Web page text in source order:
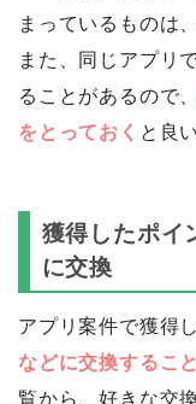
まっているものは
また、同じアプリ
ることがあるので、
をとっておく と良
獲得したポイ
に交換
アプリ案件で獲得
などに交換するこ
覧から、好きな交